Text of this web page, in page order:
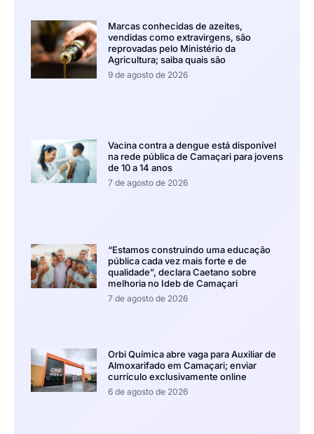
Marcas conhecidas de azeites,
vendidas como extravirgens, são
reprovadas pelo Ministério da
Agricultura; saiba quais são
9 de agosto de 2026
Vacina contra a dengue está disponível
na rede pública de Camaçari para jovens
de 10 a 14 anos
7 de agosto de 2026
“Estamos construindo uma educação
pública cada vez mais forte e de
qualidade”, declara Caetano sobre
melhoria no Ideb de Camaçari
7 de agosto de 2026
Orbi Química abre vaga para Auxiliar de
Almoxarifado em Camaçari; enviar
currículo exclusivamente online
6 de agosto de 2026